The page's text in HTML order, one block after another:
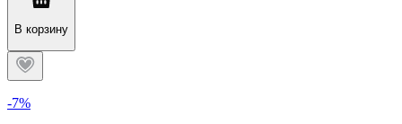
В корзину
-7%